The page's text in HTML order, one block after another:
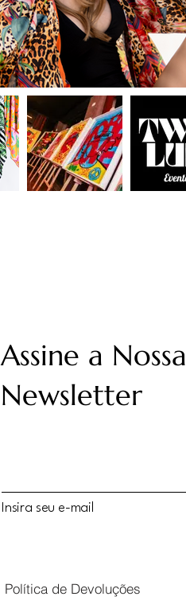
Assine a Nossa
Newsletter
Insira seu e-mail
Política de Devoluções